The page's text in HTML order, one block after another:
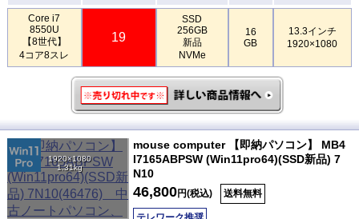
Core i7
8550U
【8世代】
4コア8スレ
19
SSD
256GB
新品
NVMe
16
GB
13.3インチ
1920×1080
1920×1080
1.31kg
mouse computer 【即納パソコン】 MB4
I7165ABPSW (Win11pro64)(SSD新品) 7
N10
46,800円(税込) 送料無料